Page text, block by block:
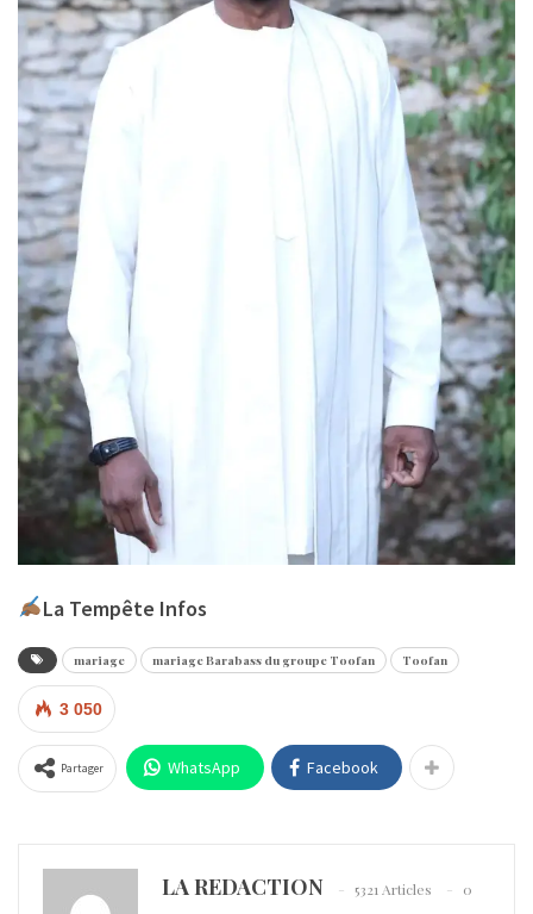
La Tempête Infos
mariage mariage Barabass du groupe Toofan Toofan
3 050
Partager WhatsApp Facebook
LA REDACTION 5321 Articles
0